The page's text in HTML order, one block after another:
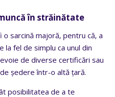
în străinătate
sarcină majoră, pentru că, a
la fel de simplu ca unul din
de diverse certificări sau
ședere într-o altă țară.
posibilitatea de a te